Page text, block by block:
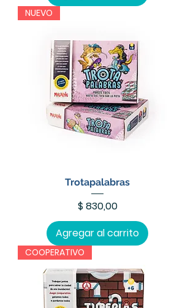
NUEVO
Trotapalabras
Precio
$ 830,00
Agregar al carrito
COOPERATIVO